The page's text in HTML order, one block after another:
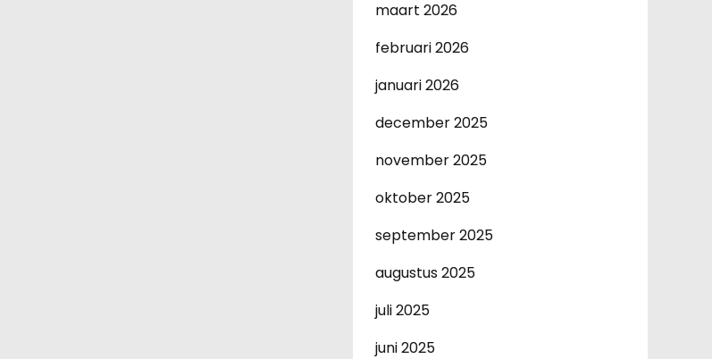
maart 2026
februari 2026
januari 2026
december 2025
november 2025
oktober 2025
september 2025
augustus 2025
juli 2025
juni 2025